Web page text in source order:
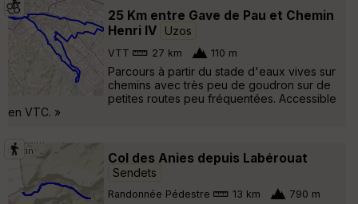
25 Km entre Gave de Pau et Chemin
Henri IV
Uzos
VTT 27 km 110 m
Parcours à partir du stade d'eaux vives sur
chemins avec très peu de goudron sur de
petites routes peu fréquentées. Accessible
en VTC. »
Col des Anies depuis Labérouat
Sendets
Randonnée Pédestre 13 km 790 m